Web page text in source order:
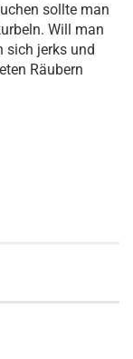
sollte man
Will man
sich jerks und
Räubern